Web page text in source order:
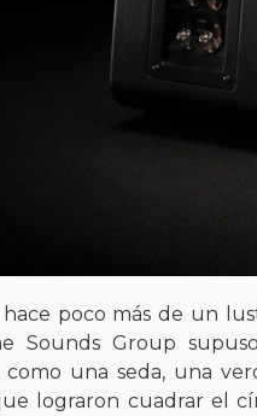
hace poco más de un
Sounds Group
una seda, una
lograron cuadrar el